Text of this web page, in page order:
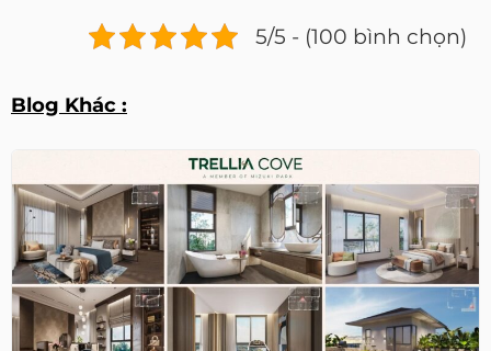
5/5 - (100 bình chọn)
Blog Khác :